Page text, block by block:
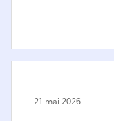
21 mai 2026